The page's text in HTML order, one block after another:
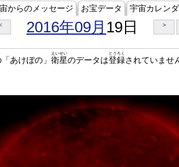
からのメッセージ お宝データ 宇宙カレン
2016年09月 19日 >
あけぼの」 衛星
えいせい
のデータは登録
とうろく
されていませ